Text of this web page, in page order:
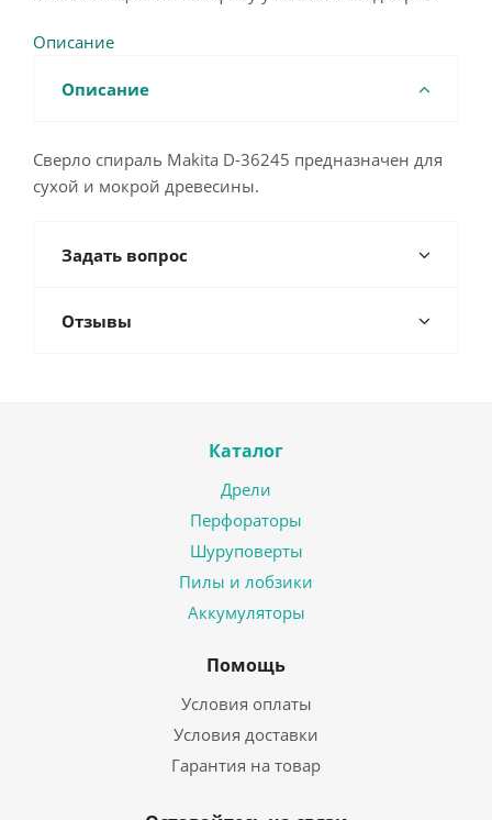
Описание
Описание
Сверло спираль Makita D-36245 предназначен для
сухой и мокрой древесины.
Задать вопрос
Отзывы
Каталог
Дрели
Перфораторы
Шуруповерты
Пилы и лобзики
Аккумуляторы
Помощь
Условия оплаты
Условия доставки
Гарантия на товар